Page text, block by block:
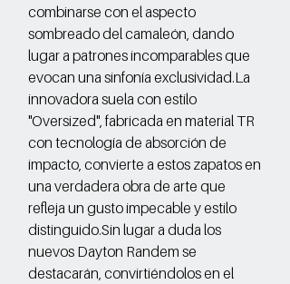
combinarse con el aspecto
sombreado del camaleón, dando
lugar a patrones incomparables que
evocan una sinfonía exclusividad.La
innovadora suela con estilo
"Oversized", fabricada en material TR
con tecnología de absorción de
impacto, convierte a estos zapatos en
una verdadera obra de arte que
refleja un gusto impecable y estilo
distinguido.Sin lugar a duda los
nuevos Dayton Randem se
destacarán, convirtiéndolos en el